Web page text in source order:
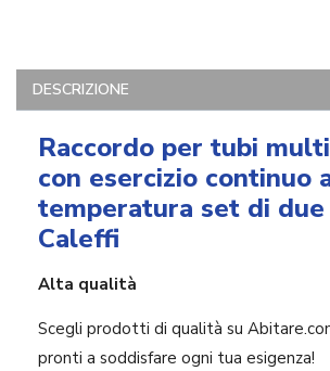
DESCRIZIONE
Raccordo per tubi
con esercizio continuo
temperatura set di due
Caleffi
Alta qualità
Scegli prodotti di qualità su
pronti a soddisfare ogni tua esigenza!